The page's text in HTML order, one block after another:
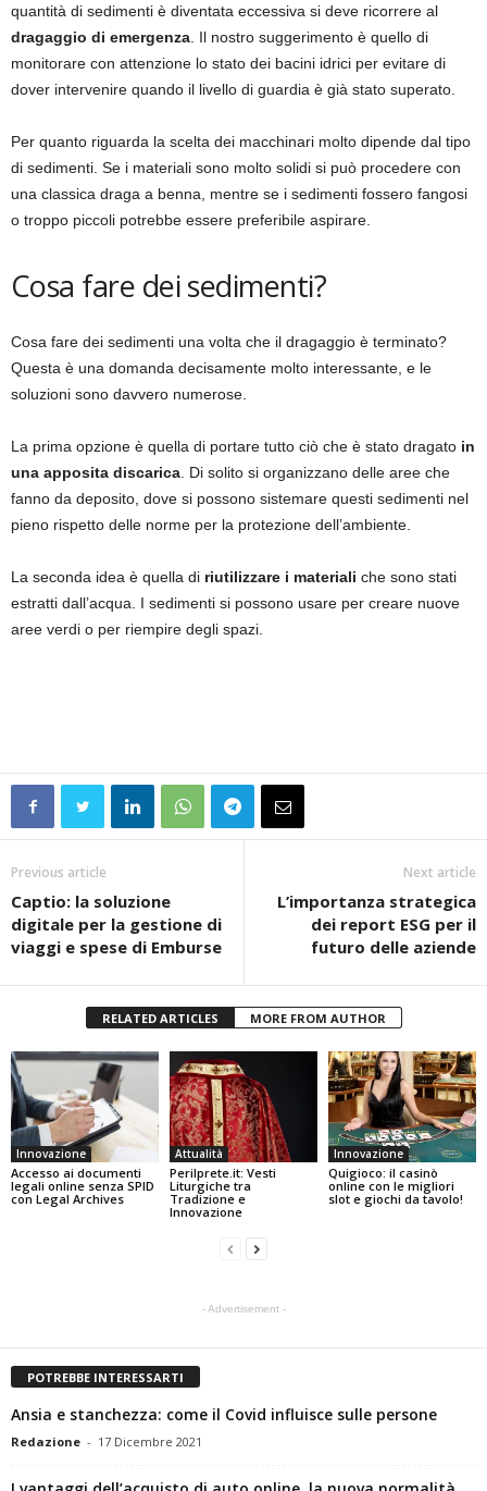
quantità di sedimenti è diventata eccessiva si deve ricorrere al
dragaggio di emergenza . Il nostro suggerimento è quello di
monitorare con attenzione lo stato dei bacini idrici per evitare di
dover intervenire quando il livello di guardia è già stato superato.
Per quanto riguarda la scelta dei macchinari molto dipende dal tipo
di sedimenti. Se i materiali sono molto solidi si può procedere con
una classica draga a benna, mentre se i sedimenti fossero fangosi
o troppo piccoli potrebbe essere preferibile aspirare.
Cosa fare dei sedimenti?
Cosa fare dei sedimenti una volta che il dragaggio è terminato?
Questa è una domanda decisamente molto interessante, e le
soluzioni sono davvero numerose.
La prima opzione è quella di portare tutto ciò che è stato dragato in
una apposita discarica . Di solito si organizzano delle aree che
fanno da deposito, dove si possono sistemare questi sedimenti nel
pieno rispetto delle norme per la protezione dell’ambiente.
La seconda idea è quella di riutilizzare i materiali che sono stati
estratti dall’acqua. I sedimenti si possono usare per creare nuove
aree verdi o per riempire degli spazi.
Previous article
Captio: la soluzione
digitale per la gestione di
viaggi e spese di Emburse
Next article
L’importanza strategica
dei report ESG per il
futuro delle aziende
RELATED ARTICLES MORE FROM AUTHOR
Innovazione
Accesso ai documenti
legali online senza SPID
con Legal Archives
Attualità
Perilprete.it: Vesti
Liturgiche tra
Tradizione e
Innovazione
Innovazione
Quigioco: il casinò
online con le migliori
slot e giochi da tavolo!
- Advertisement -
POTREBBE INTERESSARTI
Ansia e stanchezza: come il Covid influisce sulle persone
Redazione - 17 Dicembre 2021